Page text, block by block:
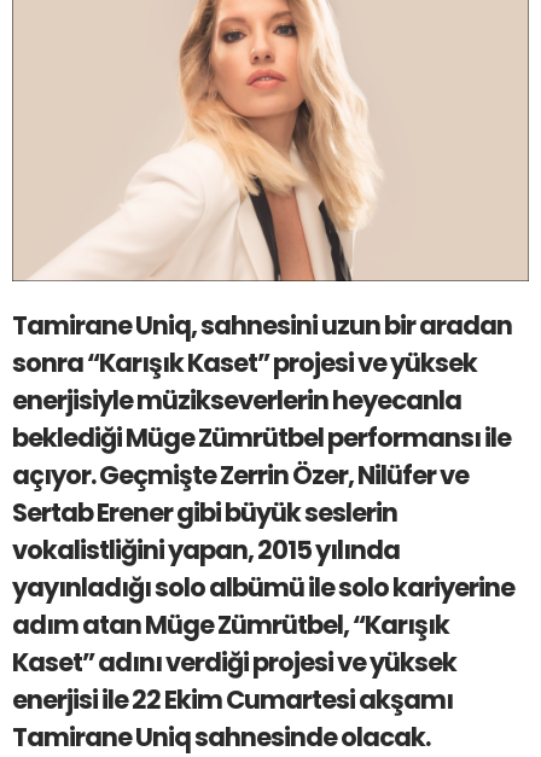
Tamirane Uniq, sahnesini uzun bir aradan
sonra “Karışık Kaset” projesi ve yüksek
enerjisiyle müzikseverlerin heyecanla
beklediği Müge Zümrütbel performansı ile
açıyor. Geçmişte Zerrin Özer, Nilüfer ve
Sertab Erener gibi büyük seslerin
vokalistliğini yapan, 2015 yılında
yayınladığı solo albümü ile solo kariyerine
adım atan Müge Zümrütbel, “Karışık
Kaset” adını verdiği projesi ve yüksek
enerjisi ile 22 Ekim Cumartesi akşamı
Tamirane Uniq sahnesinde olacak.